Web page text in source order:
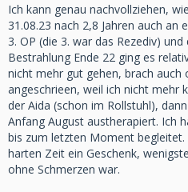
Ich kann genau nachvollziehen,
31.08.23 nach 2,8 Jahren auch an
3. OP (die 3. war das Rezediv)
Bestrahlung Ende 22 ging es
nicht mehr gut gehen, brach auch
angeschrieen, weil ich nicht mehr
der Aida (schon im Rollstuhl),
Anfang August austherapiert. Ich
bis zum letzten Moment
harten Zeit ein Geschenk,
ohne Schmerzen war.